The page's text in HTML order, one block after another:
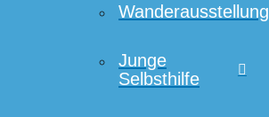
Wanderausstellung
Junge
Selbsthilfe